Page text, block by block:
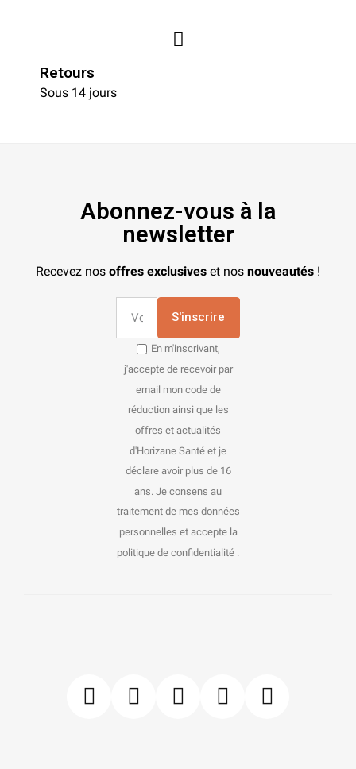
Retours
Sous 14 jours
Abonnez-vous à la
newsletter
Recevez nos offres exclusives et nos nouveautés !
S'inscrire
En m'inscrivant,
j'accepte de recevoir par
email mon code de
réduction ainsi que les
offres et actualités
d'Horizane Santé et je
déclare avoir plus de 16
ans. Je consens au
traitement de mes données
personnelles et accepte la
politique de confidentialité .